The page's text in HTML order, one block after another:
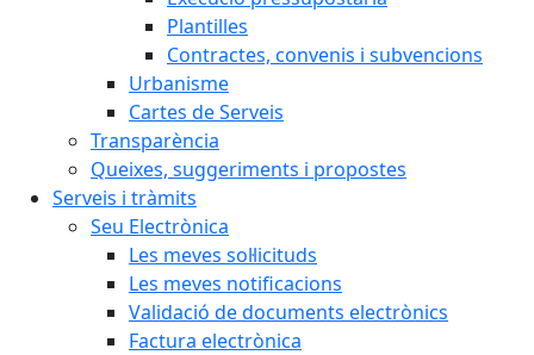
Plantilles
Contractes, convenis i subvencions
Urbanisme
Cartes de Serveis
Transparència
Queixes, suggeriments i propostes
Serveis i tràmits
Seu Electrònica
Les meves sol·licituds
Les meves notificacions
Validació de documents electrònics
Factura electrònica